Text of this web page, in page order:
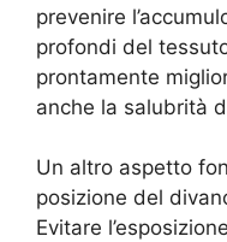
prevenire
profondi del
prontamente
anche la salubrità
Un altro aspetto
posizione del
Evitare